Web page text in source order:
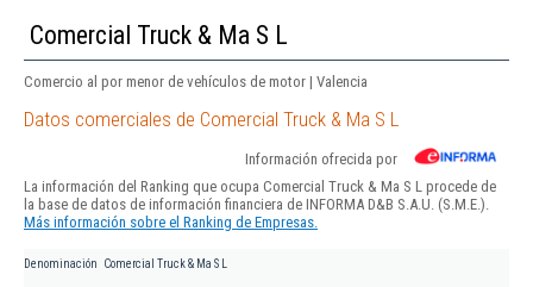
Comercial Truck & Ma S L
Comercio al por menor de vehículos de motor | Valencia
Datos comerciales de Comercial Truck & Ma S L
Información ofrecida por
La información del Ranking que ocupa Comercial Truck & Ma S L procede de
la base de datos de información financiera de INFORMA D&B S.A.U. (S.M.E.).
Más información sobre el Ranking de Empresas.
Denominación Comercial Truck & Ma S L